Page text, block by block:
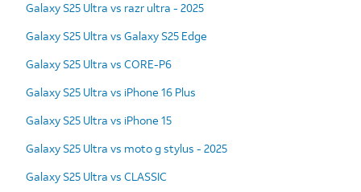
Galaxy S25 Ultra vs razr ultra - 2025
Galaxy S25 Ultra vs Galaxy S25 Edge
Galaxy S25 Ultra vs CORE-P6
Galaxy S25 Ultra vs iPhone 16 Plus
Galaxy S25 Ultra vs iPhone 15
Galaxy S25 Ultra vs moto g stylus - 2025
Galaxy S25 Ultra vs CLASSIC